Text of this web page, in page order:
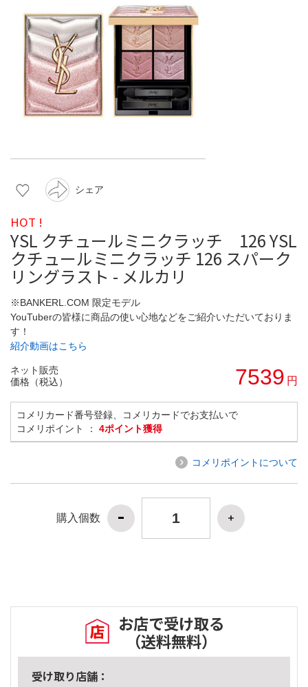
シェア
HOT !
YSL クチュールミニクラッチ 126 YSL
クチュールミニクラッチ 126 スパーク
リングラスト - メルカリ
※BANKERL.COM 限定モデル
YouTuberの皆様に商品の使い心地などをご紹介いただいておりま
す！
紹介動画はこちら
ネット販売
価格（税込）
7539 円
コメリカード番号登録、コメリカードでお支払いで
コメリポイント ： 4ポイント獲得
コメリポイントについて
購入個数
お店で受け取る
（送料無料）
受け取り店舗：